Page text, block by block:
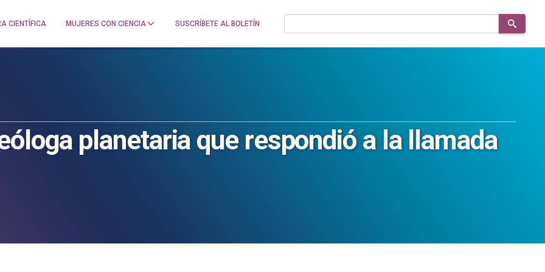
CIENTÍFICA MUJERES CON CIENCIA SUSCRÍBETE AL BOLETÍN
en
el
planetaria que respondió a la llamada